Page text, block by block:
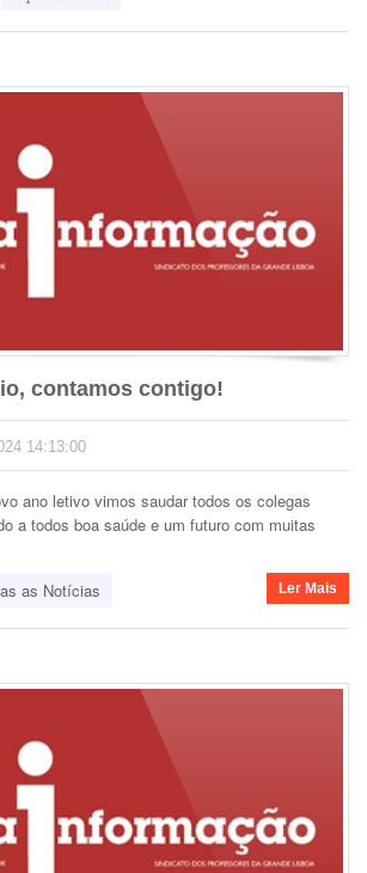
contamos contigo!
14:13:00
ano letivo vimos saudar todos os colegas
a todos boa saúde e um futuro com muitas
as Notícias Ler Mais